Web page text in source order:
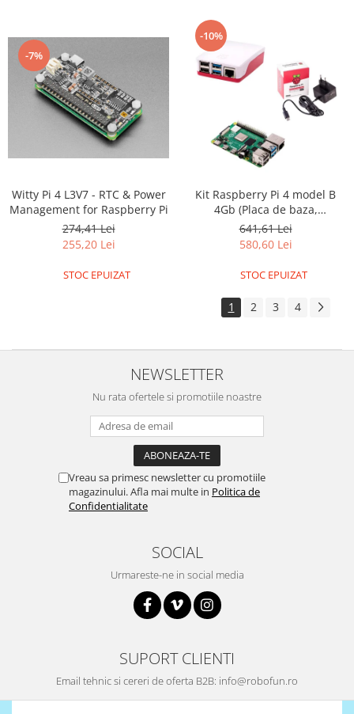
-7%
Witty Pi 4 L3V7 - RTC & Power
Management for Raspberry Pi
274,41 Lei
255,20 Lei
STOC EPUIZAT
-10%
Kit Raspberry Pi 4 model B
4Gb (Placa de baza,
alimentator, carcasa)
641,61 Lei
580,60 Lei
STOC EPUIZAT
1 2 3 4
NEWSLETTER
Nu rata ofertele si promotiile noastre
Vreau sa primesc newsletter cu promotiile
magazinului. Afla mai multe in Politica de
Confidentialitate
SOCIAL
Urmareste-ne in social media
SUPORT CLIENTI
Email tehnic si cereri de oferta B2B: info@robofun.ro